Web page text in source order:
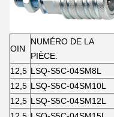
OIN
NUMÉRO DE LA
PIÈCE.
12,5 LSQ-S5C-04SM8L
12,5 LSQ-S5C-04SM10L
12,5 LSQ-S5C-04SM12L